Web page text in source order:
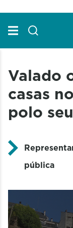
Valado
casas
polo
pública